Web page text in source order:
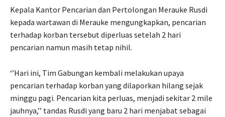
Kepala Kantor Pencarian dan Pertolongan Merauke Rusdi
kepada wartawan di Merauke mengungkapkan, pencarian
terhadap korban tersebut diperluas setelah 2 hari
pencarian namun masih tetap nihil.
‘’Hari ini, Tim Gabungan kembali melakukan upaya
pencarian terhadap korban yang dilaporkan hilang sejak
minggu pagi. Pencarian kita perluas, menjadi sekitar 2 mile
jauhnya,’’ tandas Rusdi yang baru 2 hari menjabat sebagai